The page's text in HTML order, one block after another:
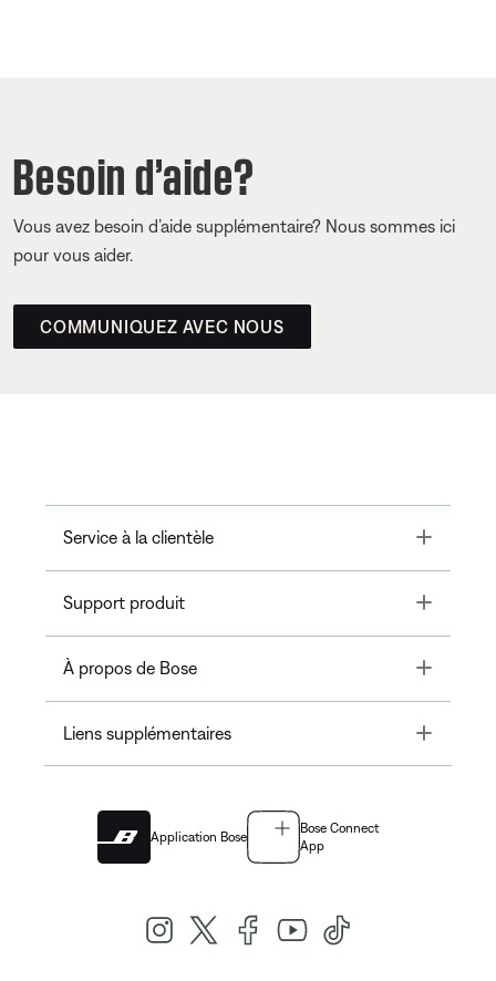
Besoin d’aide?
Vous avez besoin d’aide supplémentaire? Nous sommes ici
pour vous aider.
COMMUNIQUEZ AVEC NOUS
Service à la clientèle Toggle
Support produit Toggle
À propos de Bose Toggle
Liens supplémentaires Toggle
Application Bose
Bose Connect
App